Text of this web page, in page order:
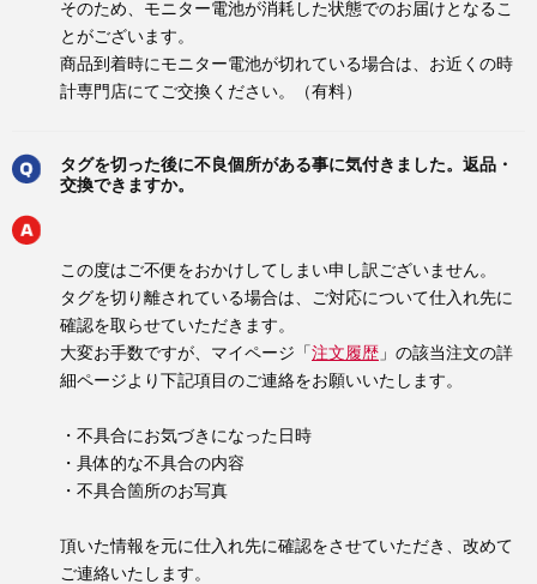
そのため、モニター電池が消耗した状態でのお届けとなるこ
とがございます。
商品到着時にモニター電池が切れている場合は、お近くの時
計専門店にてご交換ください。（有料）
タグを切った後に不良個所がある事に気付きました。返品・
交換できますか。
この度はご不便をおかけしてしまい申し訳ございません。
タグを切り離されている場合は、ご対応について仕入れ先に
確認を取らせていただきます。
大変お手数ですが、マイページ「 注文履歴 」の該当注文の詳
細ページより下記項目のご連絡をお願いいたします。
・不具合にお気づきになった日時
・具体的な不具合の内容
・不具合箇所のお写真
頂いた情報を元に仕入れ先に確認をさせていただき、改めて
ご連絡いたします。